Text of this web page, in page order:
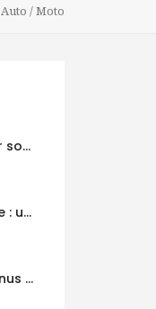
Auto / Moto
Permis accéléré : comment obtenir son permis B en moins d’un mois ?
Découvrir Saint-Valery-sur-Somme : une destination idéale pour des vacances entre nature et patrimoine
Indy : Comment bénéficier d’un bonus et gérer sa comptabilité plus facilement ?